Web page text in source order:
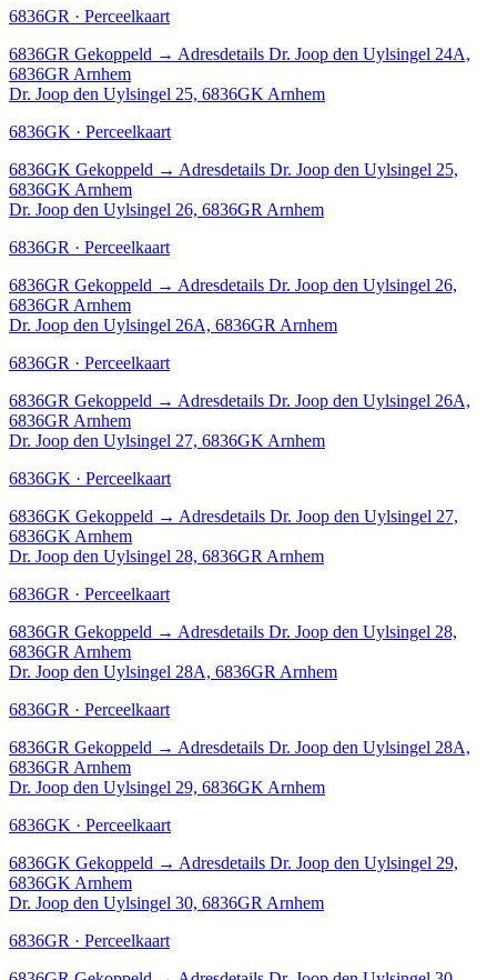
6836GR · Perceelkaart
6836GR Gekoppeld → Adresdetails Dr. Joop den Uylsingel 24A,
6836GR Arnhem
Dr. Joop den Uylsingel 25, 6836GK Arnhem
6836GK · Perceelkaart
6836GK Gekoppeld → Adresdetails Dr. Joop den Uylsingel 25,
6836GK Arnhem
Dr. Joop den Uylsingel 26, 6836GR Arnhem
6836GR · Perceelkaart
6836GR Gekoppeld → Adresdetails Dr. Joop den Uylsingel 26,
6836GR Arnhem
Dr. Joop den Uylsingel 26A, 6836GR Arnhem
6836GR · Perceelkaart
6836GR Gekoppeld → Adresdetails Dr. Joop den Uylsingel 26A,
6836GR Arnhem
Dr. Joop den Uylsingel 27, 6836GK Arnhem
6836GK · Perceelkaart
6836GK Gekoppeld → Adresdetails Dr. Joop den Uylsingel 27,
6836GK Arnhem
Dr. Joop den Uylsingel 28, 6836GR Arnhem
6836GR · Perceelkaart
6836GR Gekoppeld → Adresdetails Dr. Joop den Uylsingel 28,
6836GR Arnhem
Dr. Joop den Uylsingel 28A, 6836GR Arnhem
6836GR · Perceelkaart
6836GR Gekoppeld → Adresdetails Dr. Joop den Uylsingel 28A,
6836GR Arnhem
Dr. Joop den Uylsingel 29, 6836GK Arnhem
6836GK · Perceelkaart
6836GK Gekoppeld → Adresdetails Dr. Joop den Uylsingel 29,
6836GK Arnhem
Dr. Joop den Uylsingel 30, 6836GR Arnhem
6836GR · Perceelkaart